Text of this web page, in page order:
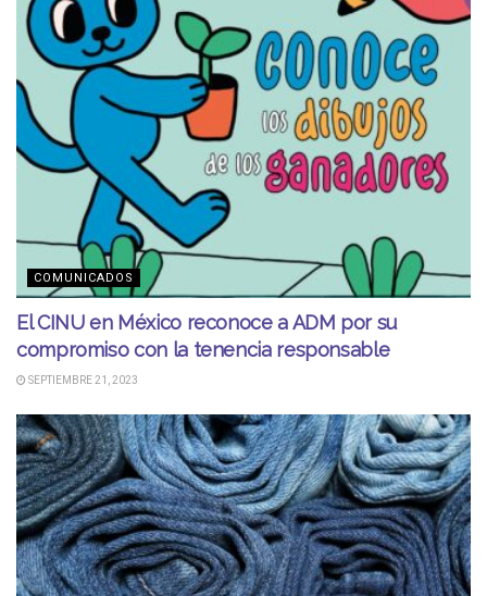
COMUNICADOS
El CINU en México reconoce a ADM por su
compromiso con la tenencia responsable
SEPTIEMBRE 21, 2023